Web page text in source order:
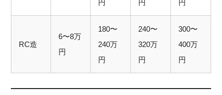
円
円
円
RC造
6〜8万
円
180〜
240万
円
240〜
320万
円
300〜
400万
円